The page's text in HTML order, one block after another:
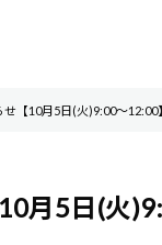
【10月5日(火)9:00～12:00】
月5日(火